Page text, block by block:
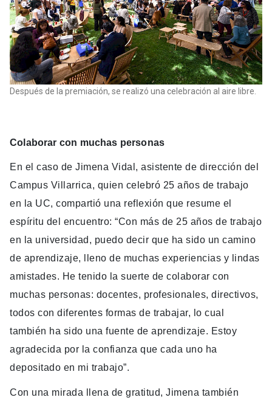
Después de la premiación, se realizó una celebración al aire libre.
Colaborar con muchas personas
En el caso de Jimena Vidal, asistente de dirección del
Campus Villarrica, quien celebró 25 años de trabajo
en la UC, compartió una reflexión que resume el
espíritu del encuentro: “Con más de 25 años de trabajo
en la universidad, puedo decir que ha sido un camino
de aprendizaje, lleno de muchas experiencias y lindas
amistades. He tenido la suerte de colaborar con
muchas personas: docentes, profesionales, directivos,
todos con diferentes formas de trabajar, lo cual
también ha sido una fuente de aprendizaje. Estoy
agradecida por la confianza que cada uno ha
depositado en mi trabajo”.
Con una mirada llena de gratitud, Jimena también